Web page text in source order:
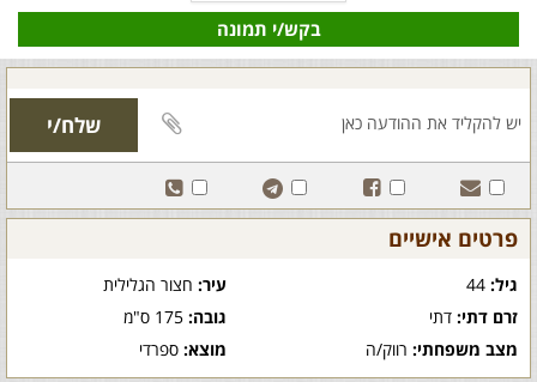
בקש/י תמונה
פרטים אישיים
גיל: עיר:חצור הגלילית
זרם דתי: דתי גובה:175 ס"מ
מצב משפחתי: רווק/ה מוצא:ספרדי